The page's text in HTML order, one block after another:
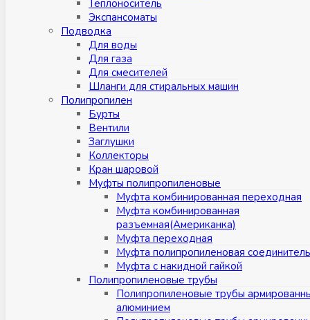
Теплоноситель
Экспансоматы
Подводка
Для воды
Для газа
Для смесителей
Шланги для стиральных машин
Полипропилен
Бурты
Вентили
Заглушки
Коллекторы
Кран шаровой
Муфты полипропиленовые
Муфта комбинированная переходная
Муфта комбинированная
разъемная(Американка)
Муфта переходная
Муфта полипропиленовая
Муфта с накидной гайкой
Полипропиленовые трубы
Полипропиленовые трубы
алюминием